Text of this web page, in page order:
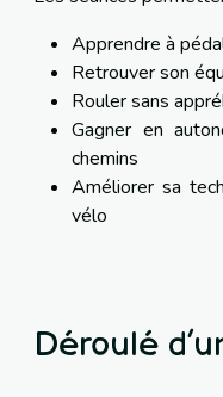
Apprendre à
Retrouver son
Rouler sans
Gagner en
chemins
Améliorer sa
vélo
Déroulé